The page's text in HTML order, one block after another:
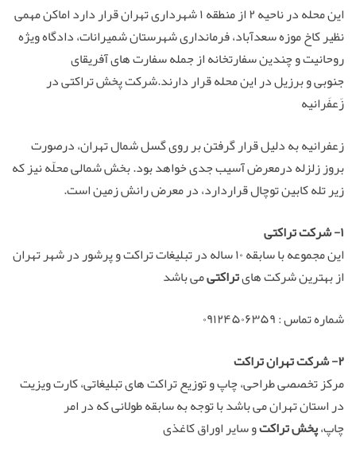
این محله در ناحیه ۲ از منطقه ۱ شهرداری تهران قرار دارد اماکن مهمی
نظیر کاخ موزه سعدآباد، فرمانداری شهرستان شمیرانات، دادگاه ویژه
روحانیت و چندین سفارتخانه از جمله سفارت های آفریقای
جنوبی و برزیل در این محله قرار دارند.شرکت پخش تراکتی در
زَعفَرانیه
زعفرانیه به دلیل قرار گرفتن بر روی گسل شمال تهران، درصورت
بروز زلزله درمعرض آسیب جدی خواهد بود. بخش شمالی محلّه نیز که
زیر تله کابین توچال قراردارد، در معرض رانش زمین است.
۱- شرکت تراکتی
این مجموعه با سابقه ۱۰ ساله در تبلیغات تراکت و پرشور در شهر تهران
از بهترین شرکت هایتراکتیمی باشد
شماره تماس : ۰۹۱۲۴۵۰۶۳۵۹
۲- شرکت تهران تراکت
مرکز تخصصی طراحی، چاپ و توزیع تراکت های تبلیغاتی، کارت ویزیت
در استان تهران می باشد با توجه به سابقه طولانی که در امر
چاپ،پخش تراکتو سایر اوراق کاغذی